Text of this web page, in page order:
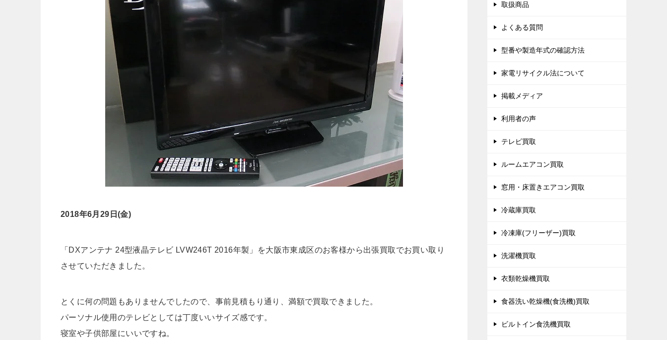
2018年6月29日(金)
「DXアンテナ 24型液晶テレビ LVW246T 2016年製」を大阪市東成区のお客様から出張買取でお買い取り
させていただきました。
とくに何の問題もありませんでしたので、事前見積もり通り、満額で買取できました。
パーソナル使用のテレビとしては丁度いいサイズ感です。
寝室や子供部屋にいいですね。
取扱商品
よくある質問
型番や製造年式の確認方法
家電リサイクル法について
掲載メディア
利用者の声
テレビ買取
ルームエアコン買取
窓用・床置きエアコン買取
冷蔵庫買取
冷凍庫(フリーザー)買取
洗濯機買取
衣類乾燥機買取
食器洗い乾燥機(食洗機)買取
ビルトイン食洗機買取